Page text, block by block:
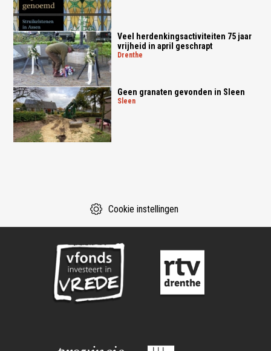
Veel herdenkingsactiviteiten 75 jaar
vrijheid in april geschrapt
drenthe
Geen granaten gevonden in Sleen
sleen
Cookie instellingen